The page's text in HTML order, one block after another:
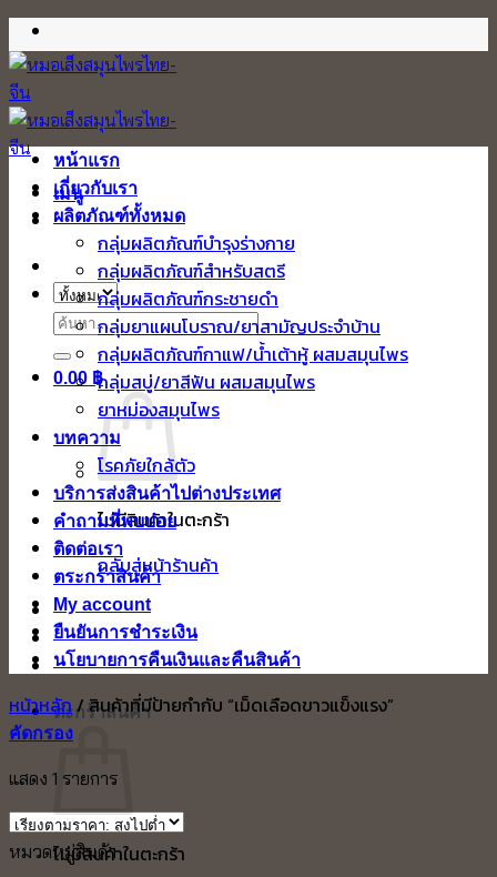
ข้าม
ไป
ยัง
เนื้อหา
เมนู
ค้นหา:
0.00 ฿
ไม่มีสินค้าในตะกร้า
กลับสู่หน้าร้านค้า
ตะกร้าสินค้า
ไม่มีสินค้าในตะกร้า
หน้าแรก
เกี่ยวกับเรา
ผลิตภัณฑ์ทั้งหมด
กลุ่มผลิตภัณฑ์บำรุงร่างกาย
กลุ่มผลิตภัณฑ์สำหรับสตรี
กลุ่มผลิตภัณฑ์กระชายดำ
กลุ่มยาแผนโบราณ/ยาสามัญประจำบ้าน
กลุ่มผลิตภัณฑ์กาแฟ/น้ำเต้าหู้ ผสมสมุนไพร
กลุ่มสบู่/ยาสีฟัน ผสมสมุนไพร
ยาหม่องสมุนไพร
บทความ
โรคภัยใกล้ตัว
บริการส่งสินค้าไปต่างประเทศ
คำถามที่พบบ่อย
ติดต่อเรา
ตระกร้าสินค้า
My account
ยืนยันการชำระเงิน
นโยบายการคืนเงินและคืนสินค้า
หน้าหลัก/สินค้าที่มีป้ายกำกับ “เม็ดเลือดขาวแข็งแรง”
คัดกรอง
แสดง 1 รายการ
หมวดหมู่สินค้า